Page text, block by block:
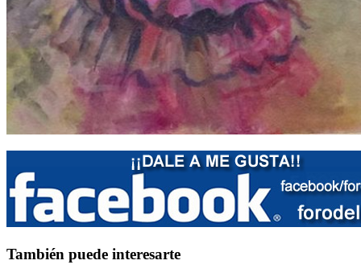
También puede interesarte